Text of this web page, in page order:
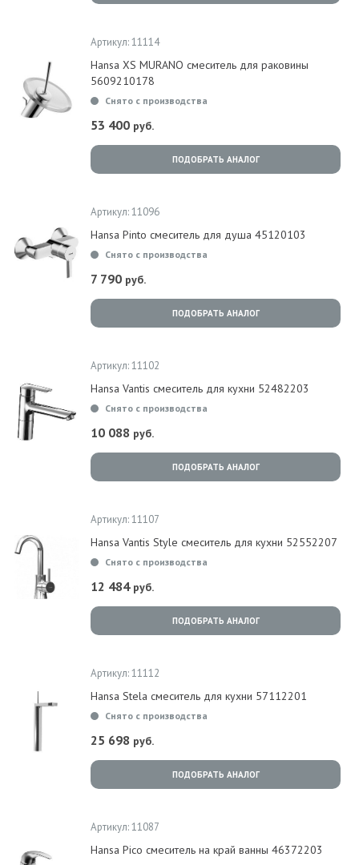
Артикул: 11114
Hansa XS MURANO смеситель для раковины
5609210178
Снято с производства
53 400 руб.
ПОДОБРАТЬ АНАЛОГ
Артикул: 11096
Hansa Pinto смеситель для душа 45120103
Снято с производства
7 790 руб.
ПОДОБРАТЬ АНАЛОГ
Артикул: 11102
Hansa Vantis смеситель для кухни 52482203
Снято с производства
10 088 руб.
ПОДОБРАТЬ АНАЛОГ
Артикул: 11107
Hansa Vantis Style смеситель для кухни 52552207
Снято с производства
12 484 руб.
ПОДОБРАТЬ АНАЛОГ
Артикул: 11112
Hansa Stela смеситель для кухни 57112201
Снято с производства
25 698 руб.
ПОДОБРАТЬ АНАЛОГ
Артикул: 11087
Hansa Pico смеситель на край ванны 46372203